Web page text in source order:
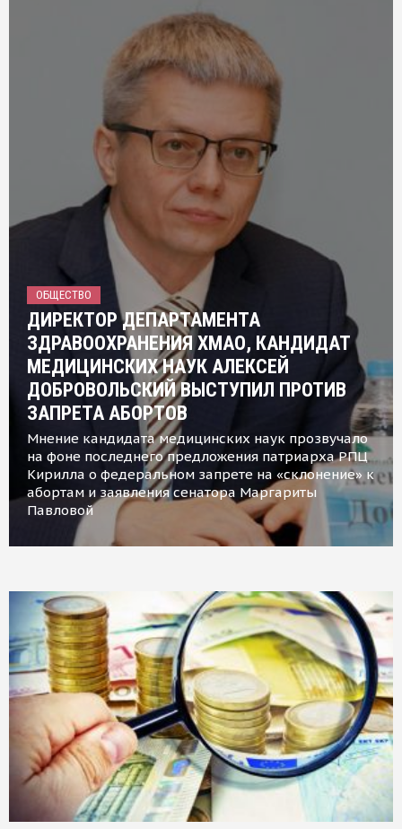
ОБЩЕСТВО
ДИРЕКТОР ДЕПАРТАМЕНТА
ЗДРАВООХРАНЕНИЯ ХМАО, КАНДИДАТ
МЕДИЦИНСКИХ НАУК АЛЕКСЕЙ
ДОБРОВОЛЬСКИЙ ВЫСТУПИЛ ПРОТИВ
ЗАПРЕТА АБОРТОВ
Мнение кандидата медицинских наук прозвучало
на фоне последнего предложения патриарха РПЦ
Кирилла о федеральном запрете на «склонение» к
абортам и заявления сенатора Маргариты
Павловой